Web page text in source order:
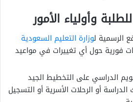
وأولياء الأمور
الرسمية لوزارة التعليم السعودية
فورية حول أي تغييرات في مواعيد
الدراسي على التخطيط الجيد
أو الرحلات الأسرية أو التسجيل